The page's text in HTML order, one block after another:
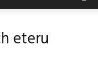
eteru